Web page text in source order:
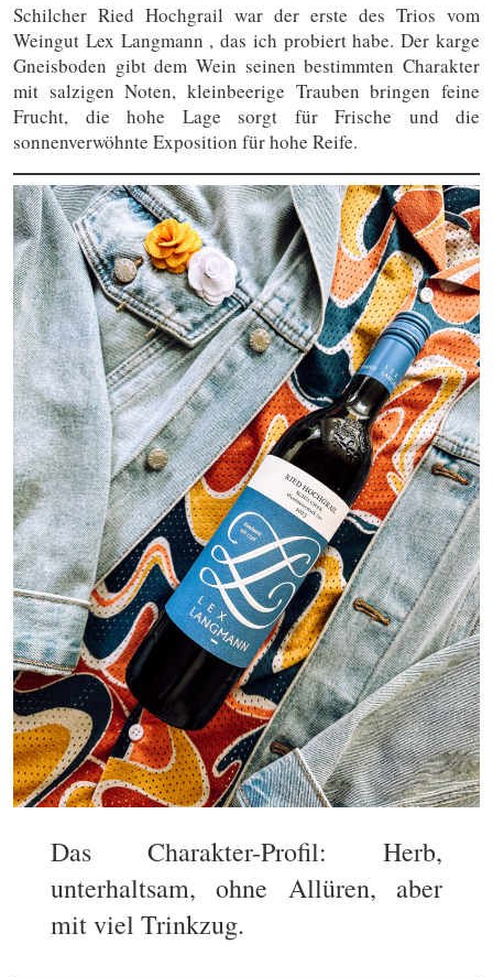
Schilcher Ried Hochgrail war der erste des Trios vom
Weingut Lex Langmann , das ich probiert habe. Der karge
Gneisboden gibt dem Wein seinen bestimmten Charakter
mit salzigen Noten, kleinbeerige Trauben bringen feine
Frucht, die hohe Lage sorgt für Frische und die
sonnenverwöhnte Exposition für hohe Reife.
Das Charakter-Profil: Herb,
unterhaltsam, ohne Allüren, aber
mit viel Trinkzug.